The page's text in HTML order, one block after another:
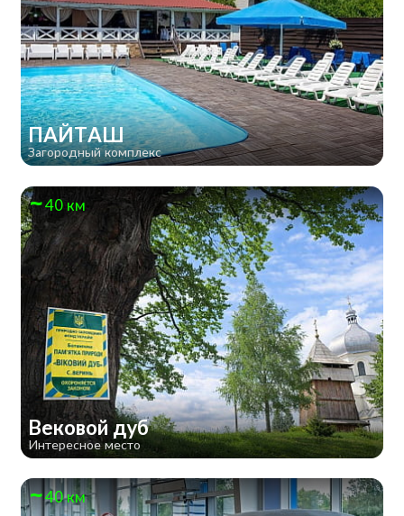
ПАЙТАШ
Загородный комплекс
40 км
Вековой дуб
Интересное место
40 км